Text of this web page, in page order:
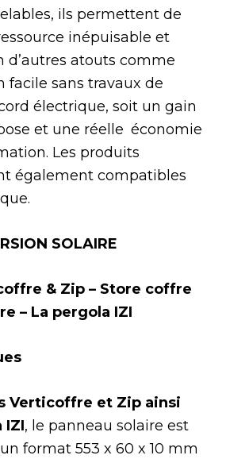
ils permettent de
inépuisable et
d’autres atouts comme
facile sans travaux de
électrique, soit un gain
et une réelle économie
Les produits
également compatibles
SOLAIRE
& Zip – Store coffre
– La pergola IZI
Verticoffre et Zip ainsi
IZI, le panneau solaire est
format 553 x 60 x 10 mm